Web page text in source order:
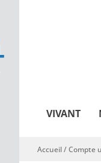
VIVANT
Vous êtes ici
Accueil/Compte